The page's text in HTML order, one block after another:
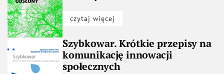
czytaj więcej
Szybkowar. Krótkie przepisy na
komunikację innowacji
społecznych